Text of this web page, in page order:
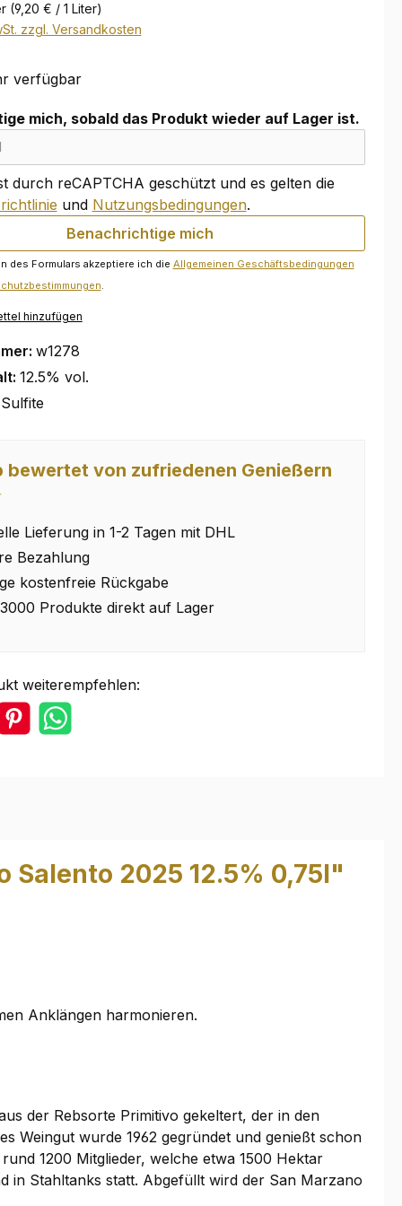
(9,20 € / 1 Liter)
zzgl. Versandkosten
verfügbar
mich, sobald das Produkt wieder auf Lager ist.
durch reCAPTCHA geschützt und es gelten die
und Nutzungsbedingungen.
Benachrichtige mich
des Formulars akzeptiere ich die Allgemeinen Geschäftsbedingungen
.
hinzufügen
w1278
12.5% vol.
bewertet von zufriedenen Genießern
Lieferung in 1-2 Tagen mit DHL
Bezahlung
kostenfreie Rückgabe
Produkte direkt auf Lager
weiterempfehlen:
2025 12.5% 0,75l"
Anklängen harmonieren.
der Rebsorte Primitivo gekeltert, der in den
Weingut wurde 1962 gegründet und genießt schon
1200 Mitglieder, welche etwa 1500 Hektar
in Stahltanks statt. Abgefüllt wird der San Marzano